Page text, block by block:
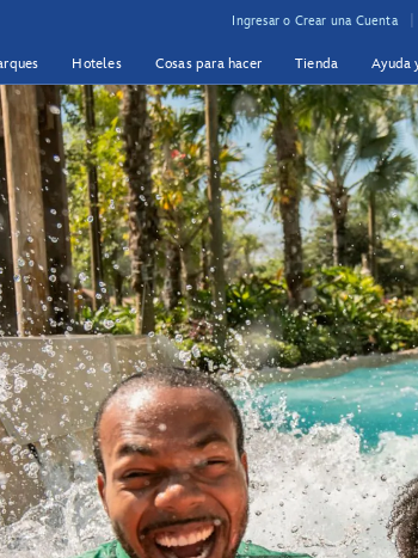
Ingresar o Crear una Cuenta
Hoteles Cosas para hacer Tienda Ayuda